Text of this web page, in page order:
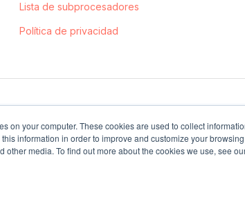
on your computer. These cookies are used to collect
information in order to improve and customize your
other media. To find out more about the cookies we use, see
Lista de subprocesadores
Política de privacidad